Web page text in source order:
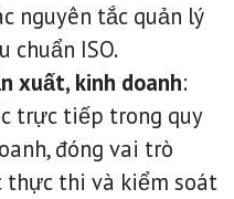
nguyên tắc quản lý
chuẩn ISO.
xuất, kinh doanh:
trực tiếp trong quy
đóng vai trò
thực thi và kiểm soát